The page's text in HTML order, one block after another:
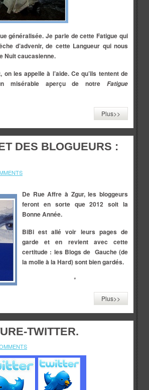
généralisée. Je parle de cette Fatigue qui
d’advenir, de cette Langueur qui nous
Nuit caucasienne.
les appelle à l’aide. Ce qu’ils tentent de
misérable aperçu de notre Fatigue
Plus>>
DES BLOGUEURS :
De Rue Affre à Zgur, les bloggeurs
feront en sorte que 2012 soit la
Bonne Année.
BiBi est allé voir leurs pages de
garde et en revient avec cette
certitude : les Blogs de Gauche (de
la molle à la Hard) sont bien gardés.
*
Plus>>
TWITTER.